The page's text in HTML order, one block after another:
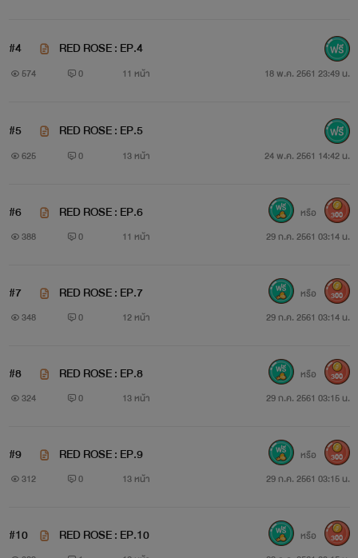
ธีธวัส สุวรรณกิจจา (อายุ 27 ปี)
ลูกชายคนกลางของนักธุรกิจด้านโรงแรมและ
ประธานกรรมการ
#4 RED ROSE : EP.4
574 0 11 หน้า 18 พ.ค. 2561 23:49 น.
#5 RED ROSE : EP.5
625 0 13 หน้า 24 พ.ค. 2561 14:42 น.
#6 RED ROSE : EP.6
388 0 11 หน้า 29 ก.ค. 2561 03:14 น.
หรือ 300
#7 RED ROSE : EP.7
348 0 12 หน้า 29 ก.ค. 2561 03:14 น.
หรือ 300
#8 RED ROSE : EP.8
324 0 13 หน้า 29 ก.ค. 2561 03:15 น.
หรือ 300
#9 RED ROSE : EP.9
312 0 13 หน้า 29 ก.ค. 2561 03:15 น.
หรือ 300
#10 RED ROSE : EP.10 หรือ 300